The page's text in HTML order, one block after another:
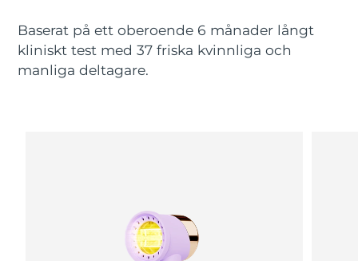
Baserat på ett oberoende 6 månader långt
kliniskt test med 37 friska kvinnliga och
manliga deltagare.
Mexiko Förväntad leverans
Förväntad leverans